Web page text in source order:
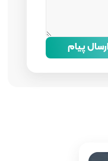
ارسال پیام